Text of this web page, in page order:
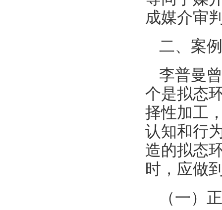
成媒介审
二、案
李普曼
个是拟态
择性加工
认知和行
造的拟态
时，应做
（一）